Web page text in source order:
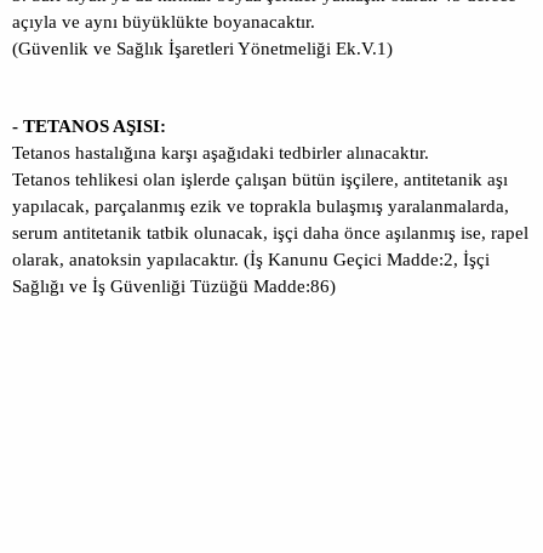
açıyla ve aynı büyüklükte boyanacaktır.
(Güvenlik ve Sağlık İşaretleri Yönetmeliği Ek.V.1)
- TETANOS AŞISI:
Tetanos hastalığına karşı aşağıdaki tedbirler alınacaktır.
Tetanos tehlikesi olan işlerde çalışan bütün işçilere, antitetanik aşı
yapılacak, parçalanmış ezik ve toprakla bulaşmış yaralanmalarda,
serum antitetanik tatbik olunacak, işçi daha önce aşılanmış ise, rapel
olarak, anatoksin yapılacaktır. (İş Kanunu Geçici Madde:2, İşçi
Sağlığı ve İş Güvenliği Tüzüğü Madde:86)